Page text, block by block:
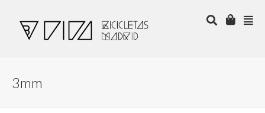
3mm